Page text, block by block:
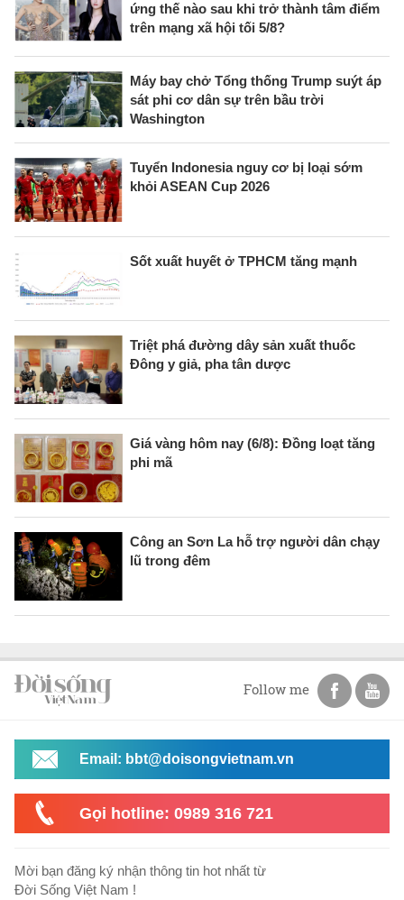
ứng thế nào sau khi trở thành tâm điểm
trên mạng xã hội tối 5/8?
Máy bay chở Tổng thống Trump suýt áp
sát phi cơ dân sự trên bầu trời
Washington
Tuyển Indonesia nguy cơ bị loại sớm
khỏi ASEAN Cup 2026
Sốt xuất huyết ở TPHCM tăng mạnh
Triệt phá đường dây sản xuất thuốc
Đông y giả, pha tân dược
Giá vàng hôm nay (6/8): Đồng loạt tăng
phi mã
Công an Sơn La hỗ trợ người dân chạy
lũ trong đêm
Follow me
Email: bbt@doisongvietnam.vn
Gọi hotline: 0989 316 721
Mời bạn đăng ký nhận thông tin hot nhất từ
Đời Sống Việt Nam !